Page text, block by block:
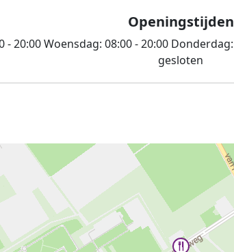
Openingstijden
- 20:00Woensdag: 08:00 - 20:00Donderdag:
gesloten